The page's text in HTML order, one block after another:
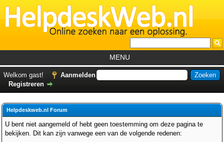
MENU
Helpdesks
Welkom gast!
Aanmelden
Registreren
Helpdeskweb.nl Forum
U bent niet aangemeld of hebt geen toestemming om deze pagina te
bekijken. Dit kan zijn vanwege een van de volgende redenen: